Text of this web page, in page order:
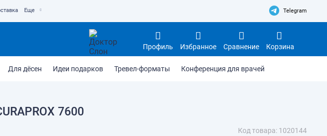
Еще Telegram
Профиль Избранное Сравнение Корзина
Для дёсен Идеи подарков Тревел-форматы Конференция для врачей
7600
Код товара: 1020144